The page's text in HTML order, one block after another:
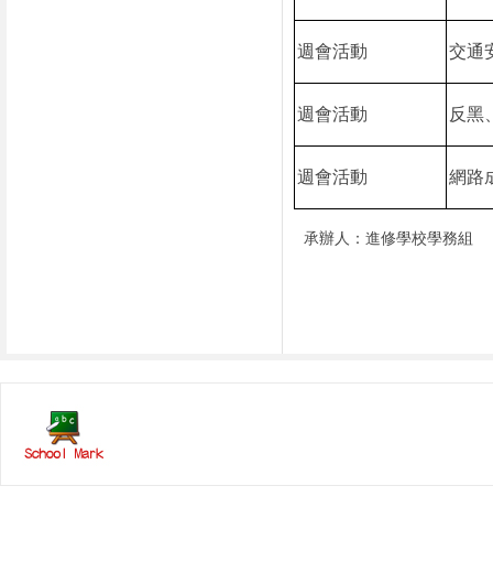
週會活動 交通
週會活動 反黑
週會活動 網路
承辦人：進修學校學務組